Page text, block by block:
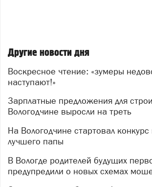
Другие новости дня
Воскресное чтение: «зумеры недовольны, зумеры
наступают!»
Зарплатные предложения для строителей на
Вологодчине выросли на треть
На Вологодчине стартовал конкурс на звание
лучшего папы
В Вологде родителей будущих первоклассников
предупредили о новых схемах